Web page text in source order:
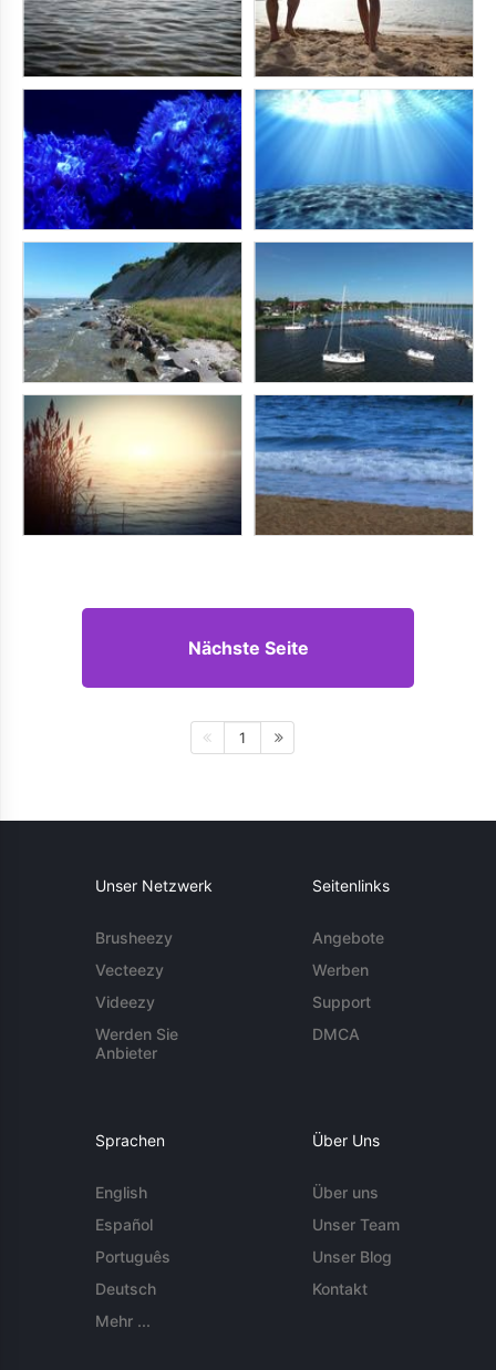
Nächste Seite
1
Unser Netzwerk
Brusheezy
Vecteezy
Videezy
Werden Sie
Anbieter
Seitenlinks
Angebote
Werben
Support
DMCA
Sprachen
English
Español
Português
Deutsch
Mehr ...
Über Uns
Über uns
Unser Team
Unser Blog
Kontakt